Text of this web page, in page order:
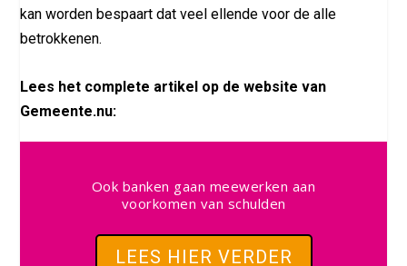
kan worden bespaart dat veel ellende voor de alle
betrokkenen.
Lees het complete artikel op de website van
Gemeente.nu:
Ook banken gaan meewerken aan
voorkomen van schulden
LEES HIER VERDER